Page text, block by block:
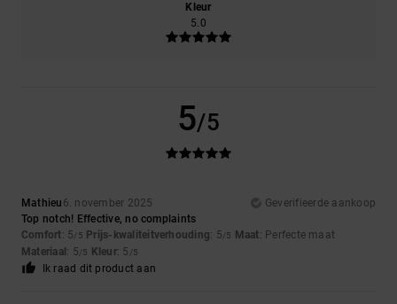
Kleur
5.0
5/5
Mathieu 6. november 2025
Geverifieerde aankoop
Top notch! Effective, no complaints
Comfort: 5/5 Prijs-kwaliteitverhouding: 5/5 Maat: Perfecte maat
Materiaal : 5/5 Kleur: 5 /5
Ik raad dit product aan